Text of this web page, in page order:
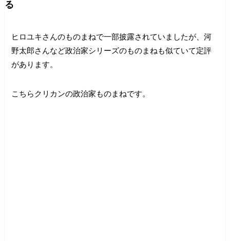
る
ヒロユキさんのものまねで一部披露されていましたが、河
野太郎さんなど政治家シリーズのものまねも似ていて定評
があります。
こちらクリカンの政治家ものまねです。